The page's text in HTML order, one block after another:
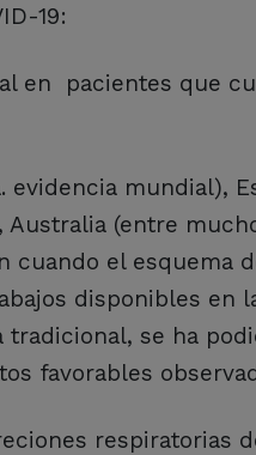
19:
en pacientes que
mundial),
Australia (entre
cuando el esquema
disponibles en
tradicional, se ha
favorables
respiratorias